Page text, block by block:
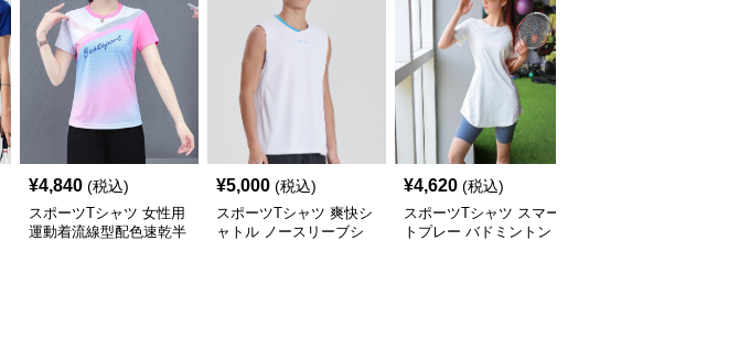
¥4,840 (税込)
スポーツTシャツ 女性用
運動着流線型配色速乾半
¥5,000 (税込)
スポーツTシャツ 爽快シ
ャトル ノースリーブシ
¥4,620 (税込)
スポーツTシャツ スマー
トプレー バドミントン